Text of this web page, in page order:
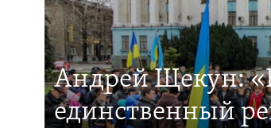
Андрей Щекун:
единственный